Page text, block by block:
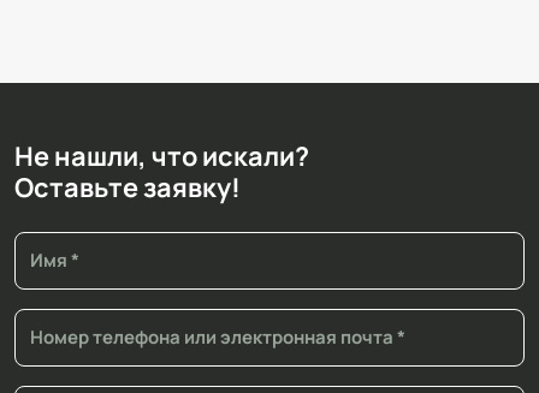
Не нашли, что искали?
Оставьте заявку!